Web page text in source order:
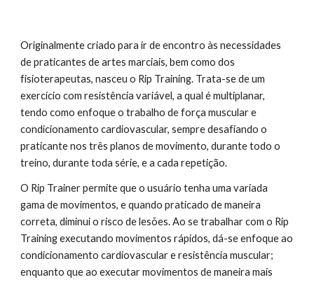
Originalmente criado para ir de encontro às necessidades
de praticantes de artes marciais, bem como dos
fisioterapeutas, nasceu o Rip Training. Trata-se de um
exercício com resistência variável, a qual é multiplanar,
tendo como enfoque o trabalho de força muscular e
condicionamento cardiovascular, sempre desafiando o
praticante nos três planos de movimento, durante todo o
treino, durante toda série, e a cada repetição.
O Rip Trainer permite que o usuário tenha uma variada
gama de movimentos, e quando praticado de maneira
correta, diminui o risco de lesões. Ao se trabalhar com o Rip
Training executando movimentos rápidos, dá-se enfoque ao
condicionamento cardiovascular e resistência muscular;
enquanto que ao executar movimentos de maneira mais